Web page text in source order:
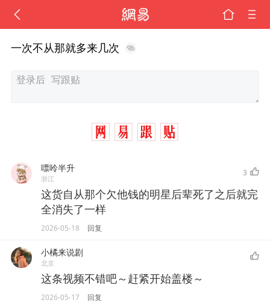
一次不从那就多来几次
嘌呤半升
浙江
3
这货自从那个欠他钱的明星后辈死了之后就完
全消失了一样
2026-05-18 回复
小橘来说剧
北京
这条视频不错吧～赶紧开始盖楼～
2026-05-17 回复